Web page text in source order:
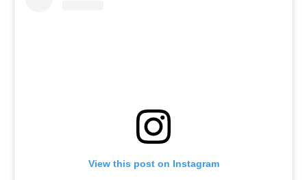
View this post on Instagram